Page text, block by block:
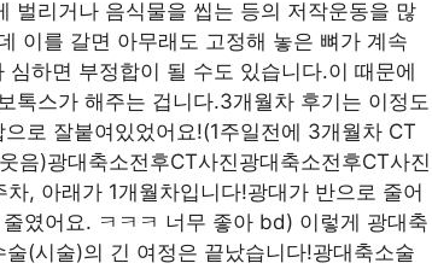
벌리거나 음식물을 씹는 등의 저작운동을 많
이를 갈면 아무래도 고정해 놓은 뼈가 계속
하면 부정합이 될 수도 있습니다.이 때문에
톡스가 해주는 겁니다.3개월차 후기는 이정도
로 잘붙여있었어요!(1주일전에 3개월차 CT
음)광대축소전후CT사진광대축소전후CT사진
, 아래가 1개월차입니다!광대가 반으로 줄어
였어요. ㅋㅋㅋ 너무 좋아 bd) 이렇게 광대축
(시술)의 긴 여정은 끝났습니다!광대축소술